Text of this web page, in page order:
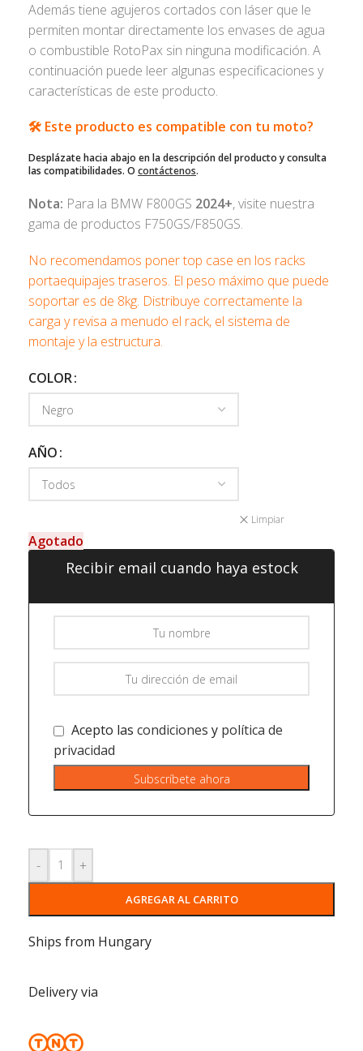
Además tiene agujeros cortados con láser que le
permiten montar directamente los envases de agua
o combustible RotoPax sin ninguna modificación. A
continuación puede leer algunas especificaciones y
características de este producto.
🛠️ Este producto es compatible con tu moto?
Desplázate hacia abajo en la descripción del producto y consulta
las compatibilidades. O contáctenos.
Nota: Para la BMW F800GS 2024+, visite nuestra
gama de productos F750GS/F850GS.
No recomendamos poner top case en los racks
portaequipajes traseros. El peso máximo que puede
soportar es de 8kg. Distribuye correctamente la
carga y revisa a menudo el rack, el sistema de
montaje y la estructura.
COLOR
AÑO
Limpiar
Agotado
Recibir email cuando haya estock
Acepto las condiciones y política de
privacidad
- +
AGREGAR AL CARRITO
Ships from Hungary
Delivery via